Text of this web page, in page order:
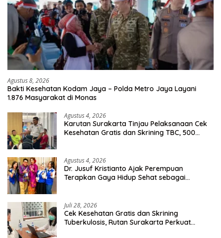
Agustus 8, 2026
Bakti Kesehatan Kodam Jaya – Polda Metro Jaya Layani
1.876 Masyarakat di Monas
Agustus 4, 2026
Karutan Surakarta Tinjau Pelaksanaan Cek
Kesehatan Gratis dan Skrining TBC, 500
Agustus 4, 2026
Dr. Jusuf Kristianto Ajak Perempuan
Terapkan Gaya Hidup Sehat sebagai
Juli 28, 2026
Cek Kesehatan Gratis dan Skrining
Tuberkulosis, Rutan Surakarta Perkuat